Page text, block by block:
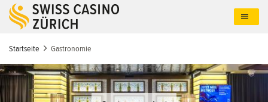
Direkt
zum
Startseite
Gastronomie